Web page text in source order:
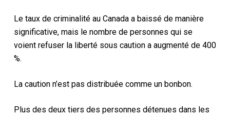
Le taux de criminalité au Canada a baissé de manière
significative, mais le nombre de personnes qui se
voient refuser la liberté sous caution a augmenté de 400
%.
La caution n’est pas distribuée comme un bonbon.
Plus des deux tiers des personnes détenues dans les